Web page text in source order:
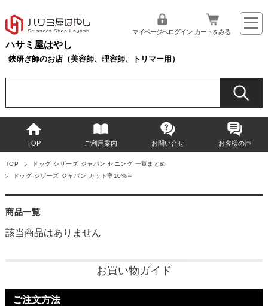
ハサミ屋はやし
鋏研ぎ師のお店（美容師、理容師、トリマー用）
マイページへログイン カートをみる
TOP ご利用案内 お問い合せ お客様の声
TOP
ドッグ シザーズ ジャパン セニング 一覧まとめ
ドッグ シザーズ ジャパン カット率10%～
商品一覧
該当商品はありません
お買い物ガイド
ご注文方法